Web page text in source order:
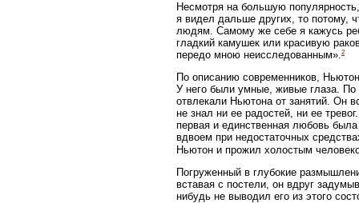
Несмотря на большую
я видел дальше других, то потому,
людям. Самому же себе я кажусь
гладкий камушек или красивую
передо мною неисследованным».2
По описанию современников,
У него были умные, живые глаза. По
отвлекали Ньютона от занятий. Он
не знал ни ее радостей, ни ее
первая и единственная любовь
вдвоем при недостаточных
Ньютон и прожил холостым
Погруженный в глубокие
вставая с постели, он вдруг
нибудь не выводил его из этого